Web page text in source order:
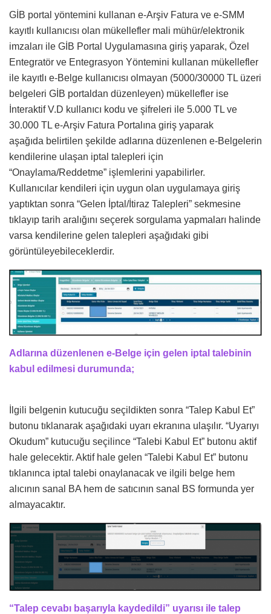
GİB portal yöntemini kullanan e-Arşiv Fatura ve e-SMM
kayıtlı kullanıcısı olan mükellefler mali mühür/elektronik
imzaları ile GİB Portal Uygulamasına giriş yaparak, Özel
Entegratör ve Entegrasyon Yöntemini kullanan mükellefler
ile kayıtlı e-Belge kullanıcısı olmayan (5000/30000 TL üzeri
belgeleri GİB portaldan düzenleyen) mükellefler ise
İnteraktif V.D kullanıcı kodu ve şifreleri ile 5.000 TL ve
30.000 TL e-Arşiv Fatura Portalına giriş yaparak
aşağıda belirtilen şekilde adlarına düzenlenen e-Belgelerin
kendilerine ulaşan iptal talepleri için
“Onaylama/Reddetme” işlemlerini yapabilirler.
Kullanıcılar kendileri için uygun olan uygulamaya giriş
yaptıktan sonra “Gelen İptal/İtiraz Talepleri” sekmesine
tıklayıp tarih aralığını seçerek sorgulama yapmaları halinde
varsa kendilerine gelen talepleri aşağıdaki gibi
görüntüleyebileceklerdir.
Adlarına düzenlenen e-Belge için gelen iptal talebinin
kabul edilmesi durumunda;
İlgili belgenin kutucuğu seçildikten sonra “Talep Kabul Et”
butonu tıklanarak aşağıdaki uyarı ekranına ulaşılır. “Uyarıyı
Okudum” kutucuğu seçilince “Talebi Kabul Et” butonu aktif
hale gelecektir. Aktif hale gelen “Talebi Kabul Et” butonu
tıklanınca iptal talebi onaylanacak ve ilgili belge hem
alıcının sanal BA hem de satıcının sanal BS formunda yer
almayacaktır.
“Talep cevabı başarıyla kaydedildi” uyarısı ile talep